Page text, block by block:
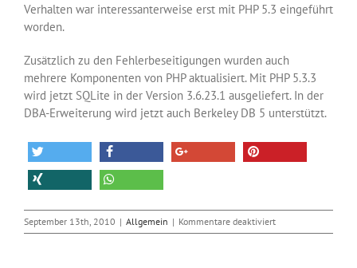
Verhalten war interessanterweise erst mit PHP 5.3 eingeführt
worden.
Zusätzlich zu den Fehlerbeseitigungen wurden auch
mehrere Komponenten von PHP aktualisiert. Mit PHP 5.3.3
wird jetzt SQLite in der Version 3.6.23.1 ausgeliefert. In der
DBA-Erweiterung wird jetzt auch Berkeley DB 5 unterstützt.
September 13th, 2010 | Allgemein | Kommentare deaktiviertfür
Update